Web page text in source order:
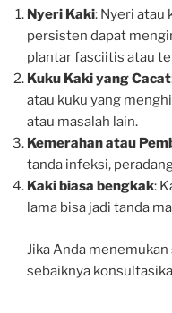
Nyeri Kaki: Nyeri atau
persisten dapat
plantar fasciitis atau
Kuku Kaki yang Cacat
atau kuku yang
atau masalah lain.
Kemerahan atau
tanda infeksi,
Kaki biasa bengkak:
lama bisa jadi tanda
Jika Anda
sebaiknya